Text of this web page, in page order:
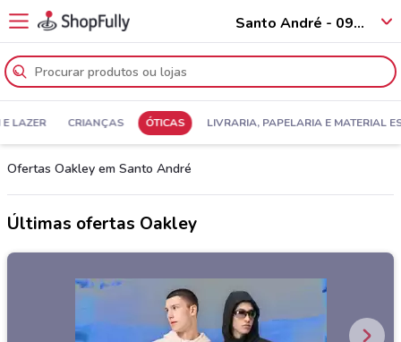
Santo André - 09010
LAZER CRIANÇAS ÓTICAS LIVRARIA, PAPELARIA E MATERIAL
Ofertas Oakley em Santo André
Últimas ofertas Oakley